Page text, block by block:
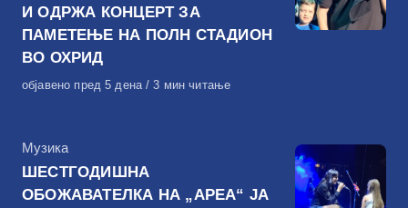
И ОДРЖА КОНЦЕРТ ЗА
ПАМЕТЕЊЕ НА ПОЛН СТАДИОН
ВО ОХРИД
Објавено
објавено пред 5 дена 3 мин читање
КАтегорија
Музика
ШЕСТГОДИШНА
ОБОЖАВАТЕЛКА НА „АРЕА“ ЈА